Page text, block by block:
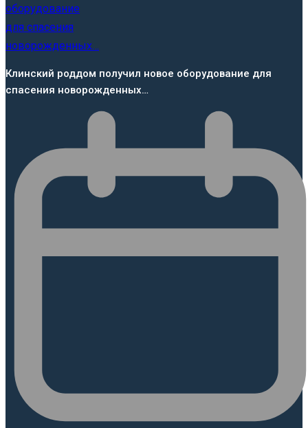
Клинский роддом получил новое оборудование для
спасения новорожденных…